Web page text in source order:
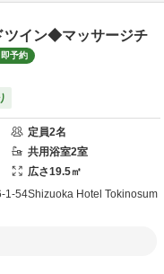
ツイン◆マッサージチ
即予約
定員2名
共用浴室2室
広さ19.5㎡
1-54Shizuoka Hotel Tokinosum